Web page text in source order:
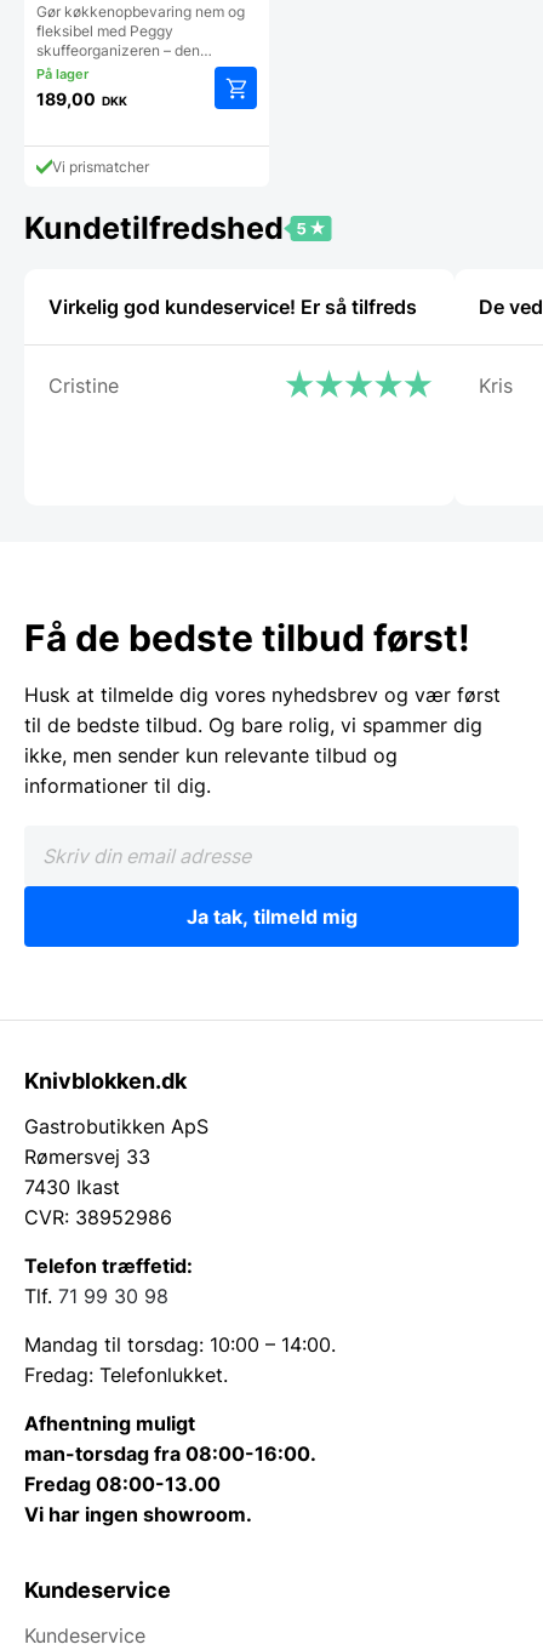
Gør køkkenopbevaring nem og
fleksibel med Peggy
skuffeorganizeren – den…
189,00 DKK
Vi prismatcher
Kundetilfredshed
Virkelig god kundeservice! Er så tilfreds
Cristine
De
Kris
Få de bedste tilbud først!
Husk at tilmelde dig vores nyhedsbrev og vær først
til de bedste tilbud. Og bare rolig, vi spammer dig
ikke, men sender kun relevante tilbud og
informationer til dig.
Ja tak, tilmeld mig
Knivblokken.dk
Gastrobutikken ApS
Rømersvej 33
7430 Ikast
CVR: 38952986
Telefon træffetid:
Tlf. 71 99 30 98
Mandag til torsdag: 10:00 – 14:00.
Fredag: Telefonlukket.
Afhentning muligt
man-torsdag fra 08:00-16:00.
Fredag 08:00-13.00
Vi har ingen showroom.
Kundeservice
Kundeservice